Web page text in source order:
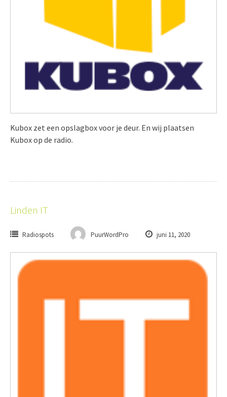
Kubox zet een opslagbox voor je deur. En wij plaatsen
Kubox op de radio.
Linden IT
Radiospots PuurWordPro juni 11, 2020